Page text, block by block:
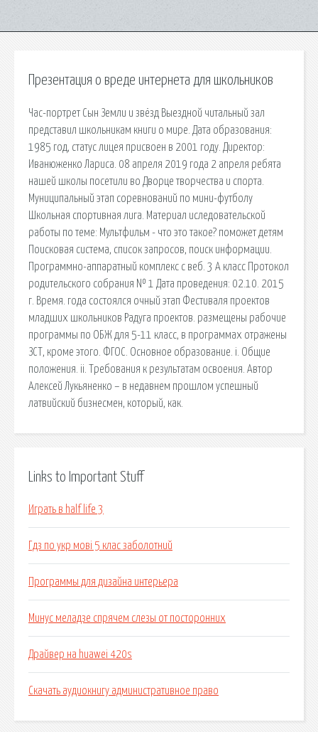
Презентация о вреде интернета для школьников
Час-портрет Сын Земли и звёзд Выездной читальный зал
представил школьникам книги о мире. Дата образования:
1985 год, статус лицея присвоен в 2001 году. Директор:
Иванюженко Лариса. 08 апреля 2019 года 2 апреля ребята
нашей школы посетили во Дворце творчества и спорта.
Муниципальный этап соревнований по мини-футболу
Школьная спортивная лига. Материал иследовательской
работы по теме: Мультфильм - что это такое? поможет детям
Поисковая сиcтема, список запросов, поиск информации.
Программно-аппаратный комплекс с веб. 3 А класс Протокол
родительского собрания № 1 Дата проведения: 02.10. 2015
г. Время. года состоялся очный этап Фестиваля проектов
младших школьников Радуга проектов. размещены рабочие
программы по ОБЖ для 5-11 класс, в программах отражены
ЗСТ, кроме этого. ФГОС. Основное образование. i. Общие
положения. ii. Требования к результатам освоения. Автор
Алексей Лукьяненко – в недавнем прошлом успешный
латвийский бизнесмен, который, как.
Links to Important Stuff
Играть в half life 3
Гдз по укр мові 5 клас заболотний
Программы для дизайна интерьера
Минус меладзе спрячем слезы от посторонних
Драйвер на huawei 420s
Скачать аудиокнигу административное право